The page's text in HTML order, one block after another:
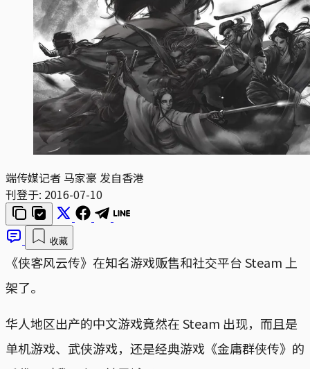
端传媒记者 马家豪 发自香港
刊登于: 2016-07-10
收藏
《侠客风云传》在知名游戏贩售和社交平台 Steam 上
架了。
华人地区出产的中文游戏竟然在 Steam 出现，而且是
单机游戏、武侠游戏，还是经典游戏《金庸群侠传》的